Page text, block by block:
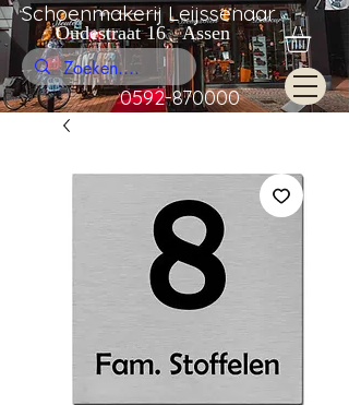
Schoenmakerij Leijssenaar
Oudestraat 16 Assen
0592-870000